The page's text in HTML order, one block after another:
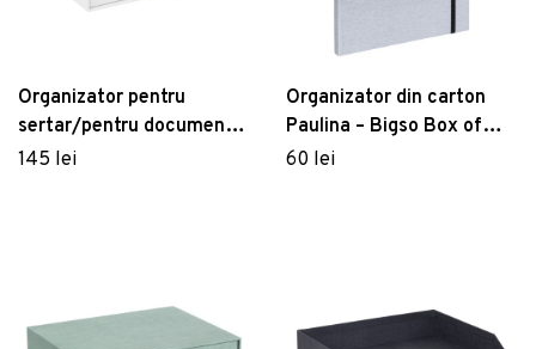
Organizator pentru
sertar/pentru documente
din carton Walter – Bigso
145 lei
Organizator din carton
Paulina – Bigso Box of
Sweden
60 lei